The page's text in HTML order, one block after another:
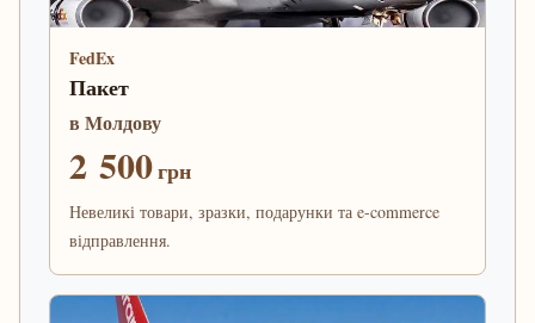
FedEx
Пакет
в Молдову
2 500грн
Невеликі товари, зразки, подарунки та e-commerce
відправлення.